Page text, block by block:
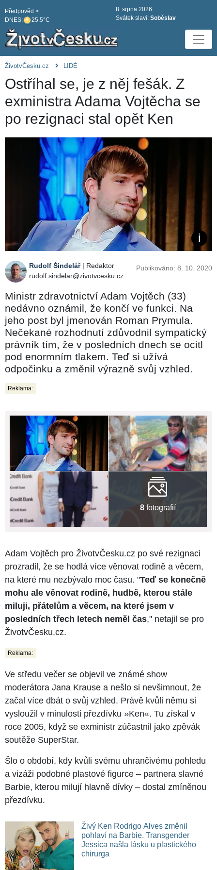
DNES: 25.5°C
Předpověd >
8. srpna 2026
Svátek slaví: Soběslav
ŽivotvČesku.cz LIDÉ
Ostříhal se, je z něj fešák. Z
exministra Adama Vojtěcha se
po rezignaci stal opět Ken
Rudolf Šindelář| Redaktor
rudolf.sindelar@zivotvcesku.cz
Publikováno: 8. 10. 2020
Ministr zdravotnictví Adam Vojtěch (33)
nedávno oznámil, že končí ve funkci. Na
jeho post byl jmenován Roman Prymula.
Nečekané rozhodnutí zdůvodnil sympatický
právník tím, že v posledních dnech se ocitl
pod enormním tlakem. Teď si užívá
odpočinku a změnil výrazně svůj vzhled.
Reklama:
8fotografií
Adam Vojtěch pro ŽivotvČesku.cz po své rezignaci
prozradil, že se hodlá více věnovat rodině a věcem,
na které mu nezbývalo moc času. "Teď se konečně
mohu ale věnovat rodině, hudbě, kterou stále
miluji, přátelům a věcem, na které jsem v
posledních třech letech neměl čas," netajil se pro
ŽivotvČesku.cz.
Reklama:
Ve středu večer se objevil ve známé show
moderátora Jana Krause a nešlo si nevšimnout, že
začal více dbát o svůj vzhled. Právě kvůli němu si
vysloužil v minulosti přezdívku »Ken«. Tu získal v
roce 2005, když se exministr zúčastnil jako zpěvák
soutěže SuperStar.
Šlo o období, kdy kvůli svému uhrančivému pohledu
a vizáži podobné plastové figurce – partnera slavné
Barbie, kterou milují hlavně dívky – dostal zmíněnou
přezdívku.
Živý Ken Rodrigo Alves změnil
pohlaví na Barbie. Transgender
Jessica našla lásku u plastického
chirurga